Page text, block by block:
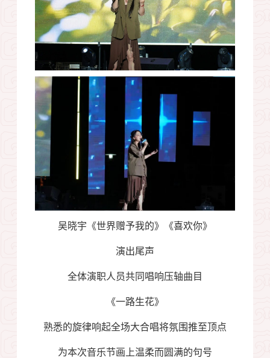
吴晓宇《世界赠予我的》《喜欢你》
演出尾声
全体演职人员共同唱响压轴曲目
《一路生花》
熟悉的旋律响起全场大合唱将氛围推至顶点
为本次音乐节画上温柔而圆满的句号